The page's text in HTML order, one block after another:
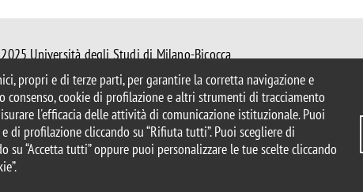
propri e di terze parti, per garantire la corretta navigazione e
consenso, cookie di profilazione e altri strumenti di tracciamento
l'efficacia delle attività di comunicazione istituzionale. Puoi
di profilazione cliccando su “Rifiuta tutti”. Puoi scegliere di
su “Accetta tutti” oppure puoi personalizzare le tue scelte cliccando
Università degli Studi di Milano-Bicocca
dell'Ateneo Nuovo, 1 - 20126, Milano
PEC:ateneo.bicocca@pec.unimib.it
12621570154 |redazioneweb.formazione@unimib.it
e cookie policy Amministrazione trasparente Dichiarazione di accessibilità
di accesso